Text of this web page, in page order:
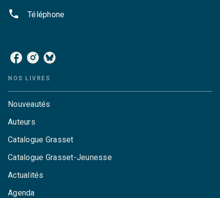
phone Téléphone
NOS LIVRES
Nouveautés
Auteurs
Catalogue Grasset
Catalogue Grasset-Jeunesse
Actualités
Agenda